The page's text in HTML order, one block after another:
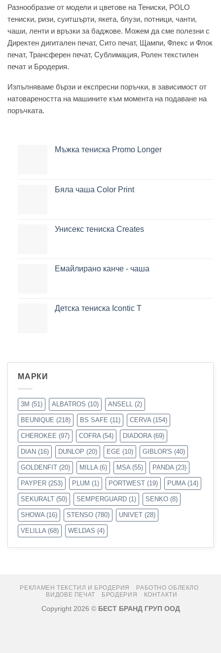
Разнообразие от модели и цветове на Тениски, POLO
тениски, ризи, суитшърти, якета, блузи, потници, чанти,
чаши, ленти и връзки за баджове. Можем да сме полезни с
Директен дигитален печат, Сито печат, Щампи, Флекс и Флок
печат, Трансферен печат, Сублимация, Ролен текстилен
печат и Бродерия.
Изпълняваме бързи и експресни поръчки, в зависимост от
натовареността на машините към момента на подаване на
поръчката.
Мъжка тениска Promo Longer
Бяла чаша Color Print
Унисекс тениска Creates
Емайлирано канче - чаша
Детска тениска Icontic T
МАРКИ
3M (51) ALBATROS (10) ANSELL (2)
BEUNIQUE (218) BS SAFE (11) CERVA (154)
CHEROKEE (97) COFRA (54) DIADORA (69)
DIAN (16) DUNLOP (20) EGE (10) GIBLOR'S (40)
GOLDENFIT (20) MILLA (6) MSA (55) PANDA (23)
PAYPER (253) PLUM (1) PORTWEST (19) PUMA (14)
SEKURALT (50) SEMPERGUARD (1) SENKO (8)
SHOWA (16) STENSO (780) UNIVET (28)
VELILLA (68) WELDAS (4)
РЕКЛАМЕН ТЕКСТИЛ И БРОДЕРИЯ
РАБОТНО ОБЛЕКЛО
ВИДОВЕ ПЕЧАТ
БРОДЕРИЯ КОНТАКТИ
Copyright 2026 © БЕСТ БРАНД ГРУП ООД